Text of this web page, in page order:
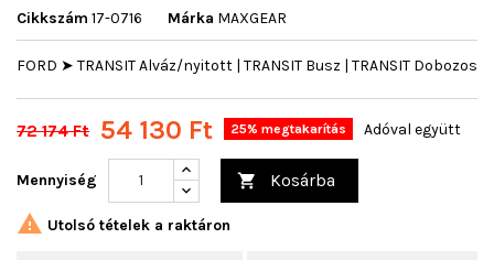
Cikkszám 17-0716 Márka MAXGEAR
FORD ➤ TRANSIT Alváz/nyitott | TRANSIT Busz | TRANSIT Dobozos
72 174 Ft 54 130 Ft 25% megtakarítás Adóval együtt
Mennyiség  Kosárba
 Utolsó tételek a raktáron